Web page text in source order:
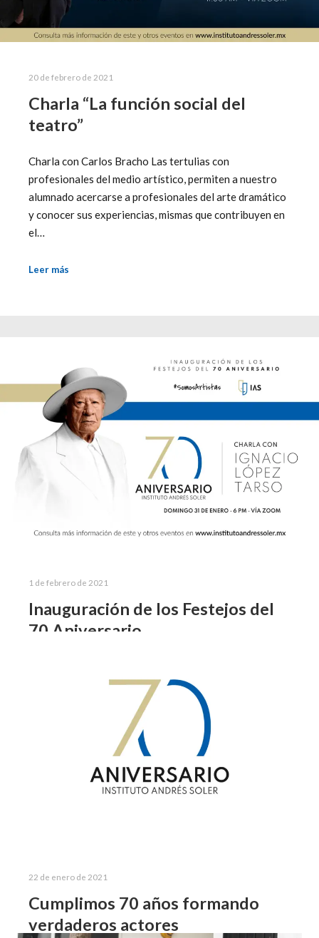
20 de febrero de 2021
Charla “La función social del
teatro”
Charla con Carlos Bracho Las tertulias con
profesionales del medio artístico, permiten a nuestro
alumnado acercarse a profesionales del arte dramático
y conocer sus experiencias, mismas que contribuyen en
el…
Leer más
1 de febrero de 2021
Inauguración de los Festejos del
70 Aniversario
profesionales del medio artístico, permiten a nuestro
alumnado acercarse a profesionales del arte dramático
y conocer sus experiencias, mismas que contribuyen
22 de enero de 2021
Cumplimos 70 años formando
verdaderos actores